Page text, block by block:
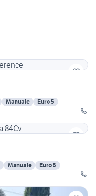
Manuale
Euro 5
Manuale
Euro 5